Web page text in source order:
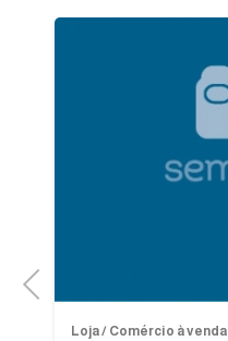
Previous
Loja / Comércio à venda